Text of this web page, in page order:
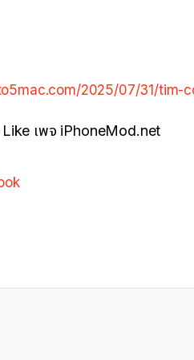
2025/07/31/tim-
Like เพจ iPhoneMod.net